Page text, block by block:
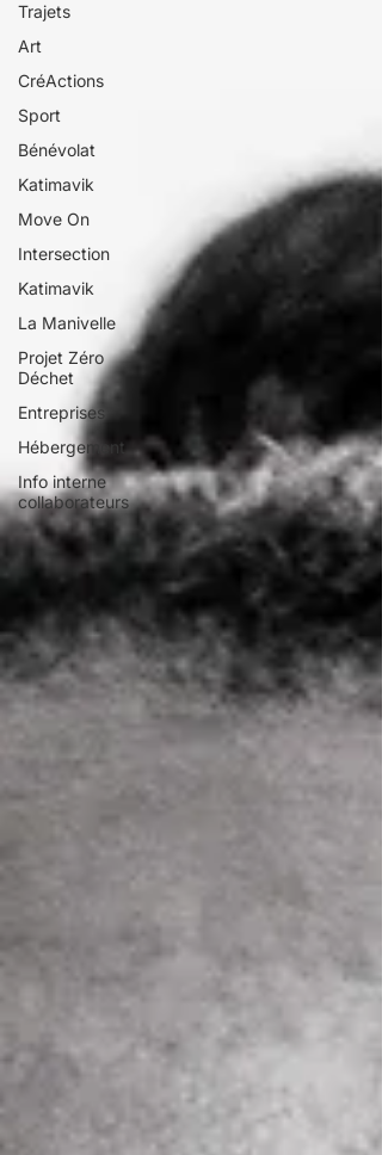
Trajets
Art
CréActions
Sport
Bénévolat
Katimavik
Move On
Intersection
Katimavik
La Manivelle
Projet Zéro
Déchet
Entreprises
Hébergement
Info interne
collaborateurs